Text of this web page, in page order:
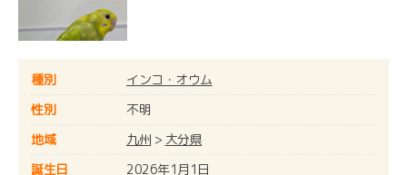
種別
インコ・オウム
性別
不明
地域
九州 > 大分県
誕生日
2026年1月1日